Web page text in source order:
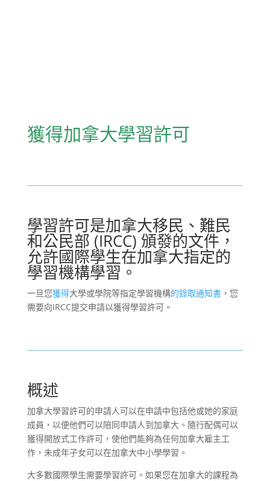
獲得加拿大學習許可
學習許可是加拿大移民、難民
和公民部 (IRCC) 頒發的文件，
允許國際學生在加拿大指定的
學習機構學習。
一旦您獲得大學或學院等指定學習機構的錄取通知書，您
需要向IRCC提交申請以獲得學習許可。
概述
加拿大學習許可的申請人可以在申請中包括他或她的家庭
成員，以便他們可以陪同申請人到加拿大。隨行配偶可以
獲得開放式工作許可，使他們能夠為任何加拿大雇主工
作，未成年子女可以在加拿大中小學學習。
大多數國際學生需要學習許可。如果您在加拿大的課程為